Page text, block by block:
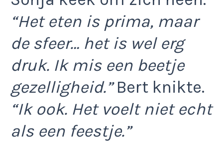
“Het eten is prima, maar
de sfeer… het is wel erg
druk. Ik mis een beetje
gezelligheid.”Bert knikte.
“Ik ook. Het voelt niet echt
als een feestje.”